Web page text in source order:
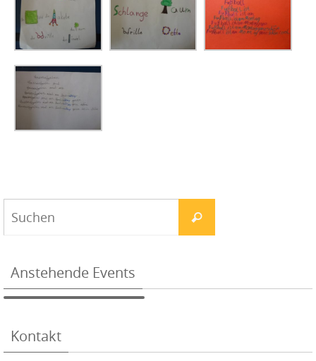
Anstehende Events
Kontakt